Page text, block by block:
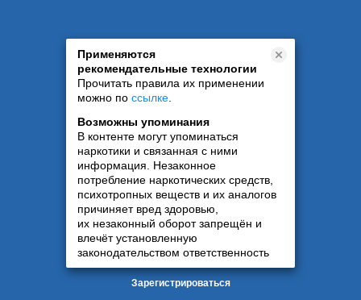
Применяются
рекомендательные технологии
Прочитать правила их применении
можно по ссылке
Возможны упоминания
В контенте могут упоминаться
наркотики и связанная с ними
информация. Незаконное
потребление наркотических средств,
психотропных веществ и их аналогов
причиняет вред здоровью,
их незаконный оборот запрещён и
влечёт установленную
законодательством ответственность
Зарегистрироваться